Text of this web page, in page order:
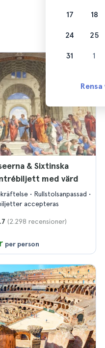
& Sixtinska
med värd
Rullstolsanpassad
accepteras
(2.298 recensioner)
per person
17 18
24 25
31 1
Rensa